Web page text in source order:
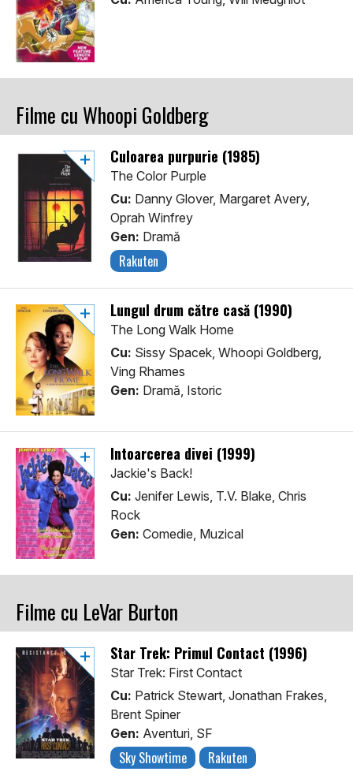
Filme cu Whoopi Goldberg
Culoarea purpurie (1985)
The Color Purple
Cu: Danny Glover, Margaret Avery,
Oprah Winfrey
Gen: Dramă
Rakuten
Lungul drum către casă (1990)
The Long Walk Home
Cu: Sissy Spacek, Whoopi Goldberg,
Ving Rhames
Gen: Dramă, Istoric
Intoarcerea divei (1999)
Jackie's Back!
Cu: Jenifer Lewis, T.V. Blake, Chris
Rock
Gen: Comedie, Muzical
Filme cu LeVar Burton
Star Trek: Primul Contact (1996)
Star Trek: First Contact
Cu: Patrick Stewart, Jonathan Frakes,
Brent Spiner
Gen: Aventuri, SF
Sky Showtime Rakuten